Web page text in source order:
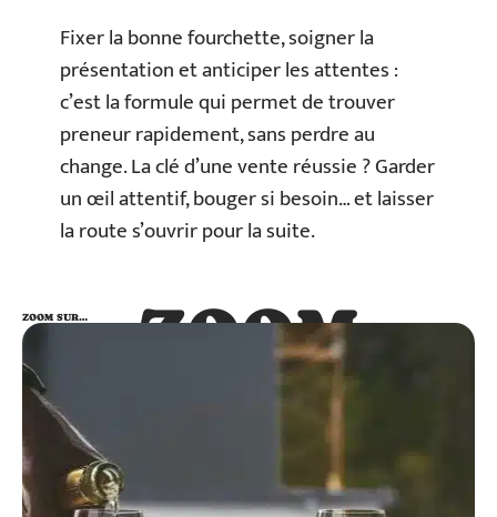
Fixer la bonne fourchette, soigner la
présentation et anticiper les attentes :
c’est la formule qui permet de trouver
preneur rapidement, sans perdre au
change. La clé d’une vente réussie ? Garder
un œil attentif, bouger si besoin… et laisser
la route s’ouvrir pour la suite.
ZOOM
SUR…
ZOOM SUR…